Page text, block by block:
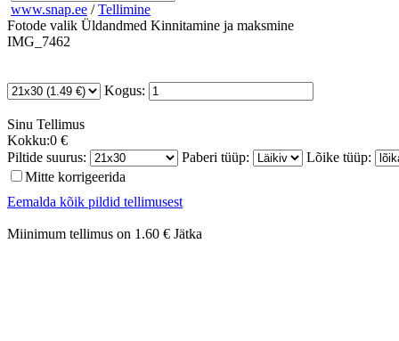
www.snap.ee / Tellimine
Fotode valik Üldandmed Kinnitamine ja maksmine
IMG_7462
Kogus:
Sinu Tellimus
Kokku:0 €
Piltide suurus:
Paberi tüüp:
Lõike tüüp:
Mitte korrigeerida
Eemalda kõik pildid tellimusest
Miinimum tellimus on 1.60 € Jätka